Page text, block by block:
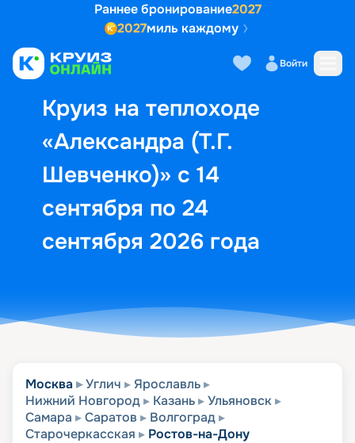
Раннее бронирование2027
2027миль каждому
Войти
Круиз на теплоходе
«Александра (Т.Г.
Шевченко)» с 14
сентября по 24
сентября 2026 года
Выбор кают Маршрут и
Москва Углич
Ярославль
Нижний Новгород
Казань
Ульяновск
Самара
Саратов
Волгоград
Старочеркасская
Ростов-на-Дону